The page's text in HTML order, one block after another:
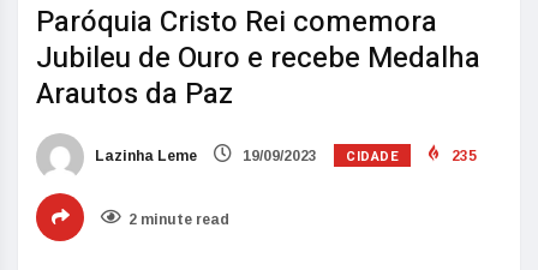
Paróquia Cristo Rei comemora
Jubileu de Ouro e recebe Medalha
Arautos da Paz
Lazinha Leme 19/09/2023 CIDADE 235
2 minute read